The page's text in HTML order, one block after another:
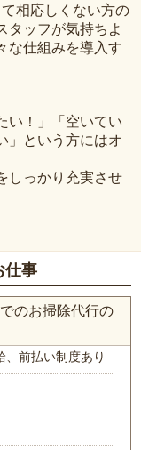
相応しくない方の
タッフが気持ちよ
な仕組みを導入す
い！」「空いてい
」という方にはオ
しっかり充実させ
仕事
のお掃除代行の
、前払い制度あり